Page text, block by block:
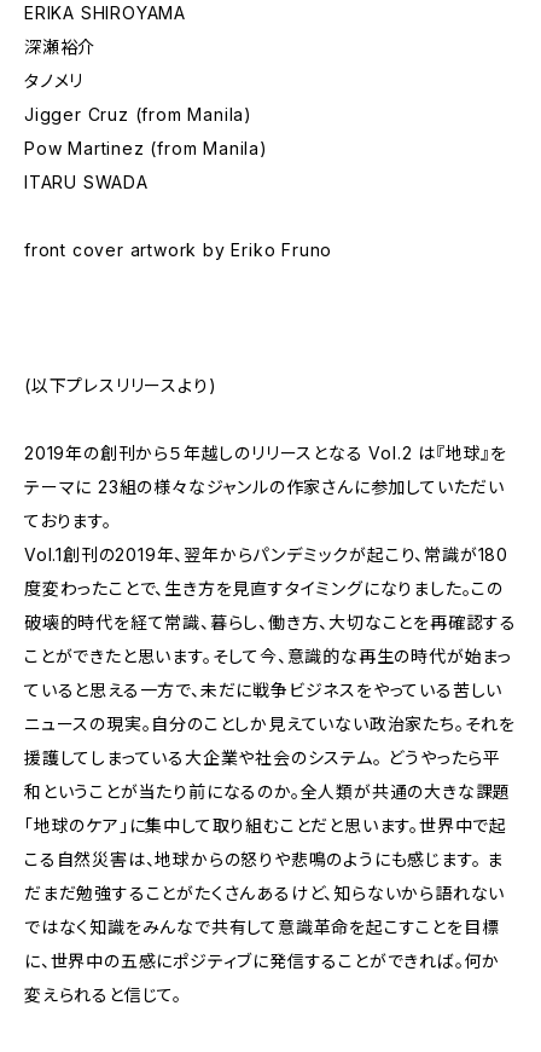
ERIKA SHIROYAMA
深瀬裕介
タノメリ
Jigger Cruz (from Manila)
Pow Martinez (from Manila)
ITARU SWADA
front cover artwork by Eriko Fruno
(以下プレスリリースより)
2019年の創刊から５年越しのリリースとなる Vol.2 は『地球』を
テーマに 23組の様々なジャンルの作家さんに参加していただい
ております。
Vol.1創刊の2019年、翌年からパンデミックが起こり、常識が180
度変わったことで、生き方を見直すタイミングになりました。この
破壊的時代を経て常識、暮らし、働き方、大切なことを再確認する
ことができたと思います。そして今、意識的な再生の時代が始まっ
ていると思える一方で、未だに戦争ビジネスをやっている苦しい
ニュースの現実。自分のことしか見えていない政治家たち。それを
援護してしまっている大企業や社会のシステム。 どうやったら平
和ということが当たり前になるのか。全人類が共通の大きな課題
「地球のケア」に集中して取り組むことだと思います。世界中で起
こる自然災害は、地球からの怒りや悲鳴のようにも感じます。 ま
だまだ勉強することがたくさんあるけど、知らないから語れない
ではなく知識をみんなで共有して意識革命を起こすことを目標
に、世界中の五感にポジティブに発信することができれば。何か
変えられると信じて。